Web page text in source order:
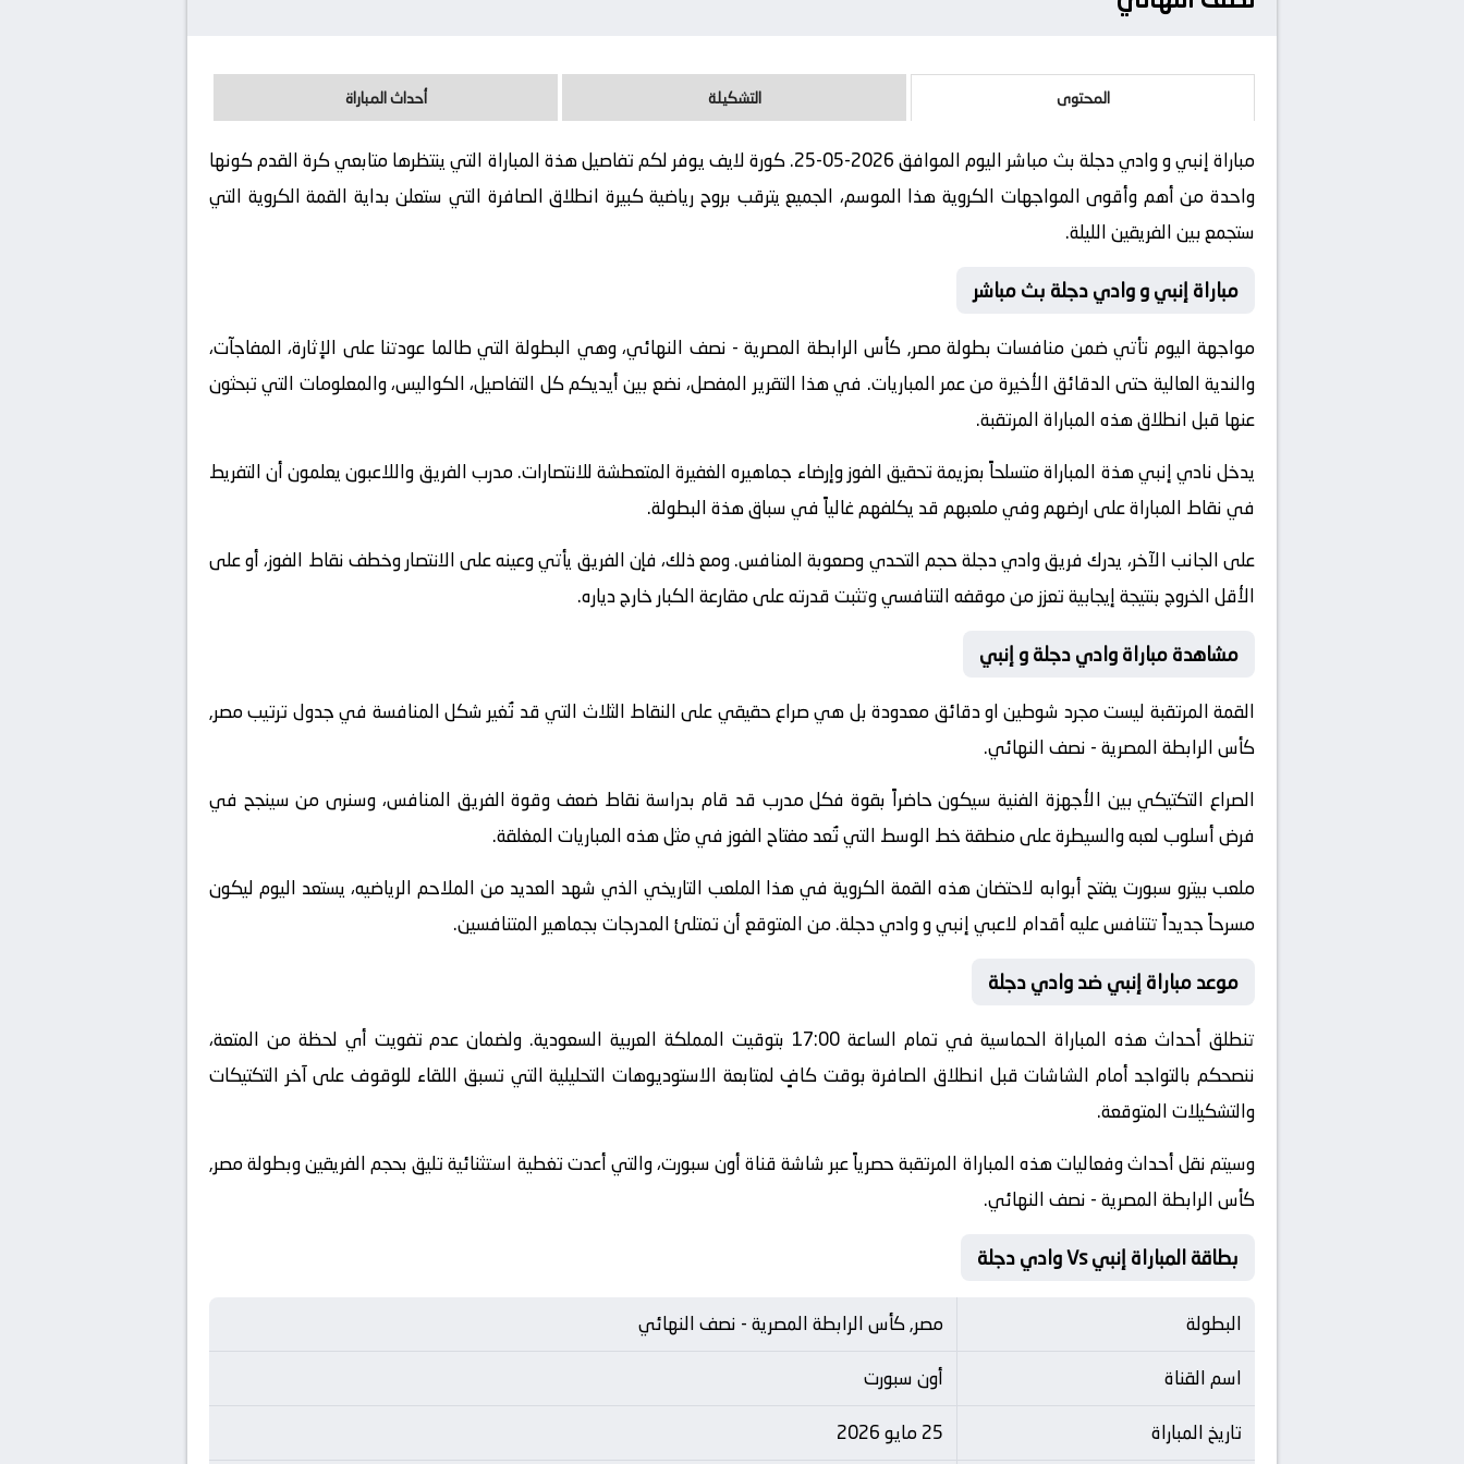
المحتوى التشكيلة أحداث المباراة
مباراة إنبي و وادي دجلة بث مباشر اليوم الموافق 2026-05-25. كورة لايف يوفر لكم تفاصيل هذة المباراة التي ينتظرها متابعي كرة القدم كونها
واحدة من أهم وأقوى المواجهات الكروية هذا الموسم، الجميع يترقب بروح رياضية كبيرة انطلاق الصافرة التي ستعلن بداية القمة الكروية التي
ستجمع بين الفريقين الليلة.
مباراة إنبي و وادي دجلة بث مباشر
مواجهة اليوم تأتي ضمن منافسات بطولة مصر, كأس الرابطة المصرية - نصف النهائي، وهي البطولة التي طالما عودتنا على الإثارة، المفاجآت،
والندية العالية حتى الدقائق الأخيرة من عمر المباريات. في هذا التقرير المفصل، نضع بين أيديكم كل التفاصيل، الكواليس، والمعلومات التي تبحثون
عنها قبل انطلاق هذه المباراة المرتقبة.
يدخل نادي إنبي هذة المباراة متسلحاً بعزيمة تحقيق الفوز وإرضاء جماهيره الغفيرة المتعطشة للانتصارات. مدرب الفريق واللاعبون يعلمون أن التفريط
في نقاط المباراة على ارضهم وفي ملعبهم قد يكلفهم غالياً في سباق هذة البطولة.
على الجانب الآخر، يدرك فريق وادي دجلة حجم التحدي وصعوبة المنافس. ومع ذلك، فإن الفريق يأتي وعينه على الانتصار وخطف نقاط الفوز، أو على
الأقل الخروج بنتيجة إيجابية تعزز من موقفه التنافسي وتثبت قدرته على مقارعة الكبار خارج دياره.
مشاهدة مباراة وادي دجلة و إنبي
القمة المرتقبة ليست مجرد شوطين او دقائق معدودة بل هي صراع حقيقي على النقاط الثلاث التي قد تُغير شكل المنافسة في جدول ترتيب مصر,
كأس الرابطة المصرية - نصف النهائي.
الصراع التكتيكي بين الأجهزة الفنية سيكون حاضراً بقوة فكل مدرب قد قام بدراسة نقاط ضعف وقوة الفريق المنافس، وسنرى من سينجح في
فرض أسلوب لعبه والسيطرة على منطقة خط الوسط التي تُعد مفتاح الفوز في مثل هذه المباريات المغلقة.
ملعب بيترو سبورت يفتح أبوابه لاحتضان هذه القمة الكروية في هذا الملعب التاريخي الذي شهد العديد من الملاحم الرياضيه، يستعد اليوم ليكون
مسرحاً جديداً تتنافس عليه أقدام لاعبي إنبي و وادي دجلة. من المتوقع أن تمتلئ المدرجات بجماهير المتنافسين.
موعد مباراة إنبي ضد وادي دجلة
تنطلق أحداث هذه المباراة الحماسية في تمام الساعة 17:00 بتوقيت المملكة العربية السعودية. ولضمان عدم تفويت أي لحظة من المتعة،
ننصحكم بالتواجد أمام الشاشات قبل انطلاق الصافرة بوقت كافٍ لمتابعة الاستوديوهات التحليلية التي تسبق اللقاء للوقوف على آخر التكتيكات
والتشكيلات المتوقعة.
​وسيتم نقل أحداث وفعاليات هذه المباراة المرتقبة حصرياً عبر شاشة قناة أون سبورت، والتي أعدت تغطية استثنائية تليق بحجم الفريقين وبطولة مصر,
كأس الرابطة المصرية - نصف النهائي.
بطاقة المباراة إنبي Vs وادي دجلة
البطولة
مصر, كأس الرابطة المصرية - نصف النهائي
اسم القناة
أون سبورت
تاريخ المباراة
25 مايو 2026